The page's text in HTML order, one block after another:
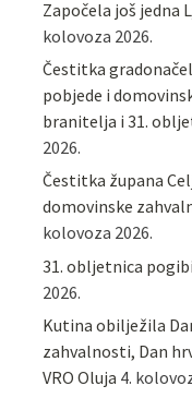
Započela još
kolovoza 2026.
Čestitka
pobjede i
branitelja i 31.
2026.
Čestitka župana
domovinske
kolovoza 2026.
31. obljetnica
2026.
Kutina obilježila
zahvalnosti, Dan
VRO Oluja 4.